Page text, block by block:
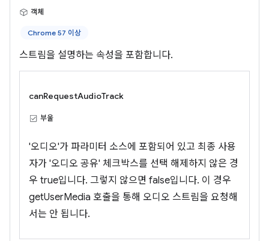
객체
Chrome 57 이상
스트림을 설명하는 속성을 포함합니다.
canRequestAudioTrack
부울
'오디오'가 파라미터 소스에 포함되어 있고 최종 사용
자가 '오디오 공유' 체크박스를 선택 해제하지 않은 경
우 true입니다. 그렇지 않으면 false입니다. 이 경우
getUserMedia 호출을 통해 오디오 스트림을 요청해
서는 안 됩니다.